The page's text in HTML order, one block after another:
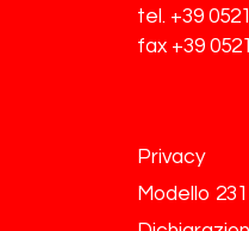
tel. +39
fax +39
Privacy
Modello 231